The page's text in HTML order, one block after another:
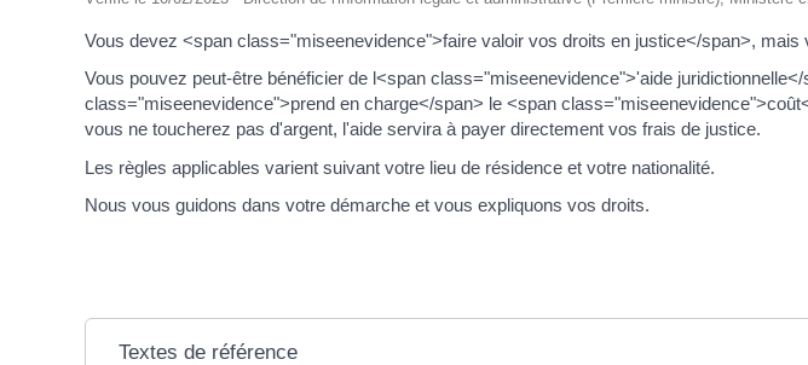
Vous devez <span class="miseenevidence">faire valoir vos droits en justice</span>,
Vous pouvez peut-être bénéficier de l<span class="miseenevidence">'aide
class="miseenevidence">prend en charge</span> le <span
vous ne toucherez pas d'argent, l'aide servira à payer directement vos frais de justice.
Les règles applicables varient suivant votre lieu de résidence et votre nationalité.
Nous vous guidons dans votre démarche et vous expliquons vos droits.
Textes de référence